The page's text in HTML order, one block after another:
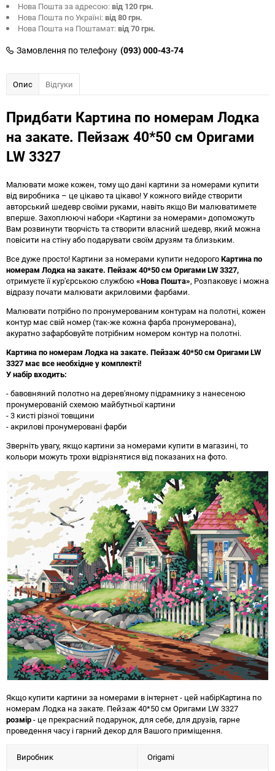
Нова Пошта за адресою:від 120 грн.
Нова Пошта по Україні:від 80 грн.
Нова Пошта на Поштамат:від 70 грн.
Замовлення по телефону (093) 000-43-74
Опис Відгуки
Придбати Картина по номерам Лодка
на закате. Пейзаж 40*50 см Оригами
LW 3327
Малювати може кожен, тому що дані картини за номерами купити
від виробника – це цікаво та цікаво! У кожного вийде створити
авторський шедевр своїми руками, навіть якщо Ви малюватимете
вперше. Захоплюючі набори «Картини за номерами» допоможуть
Вам розвинути творчість та створити власний шедевр, який можна
повісити на стіну або подарувати своїм друзям та близьким.
Все дуже просто! Картини за номерами купити недорогоКартина по
номерам Лодка на закате. Пейзаж 40*50 см Оригами LW 3327,
отримуєте її кур'єрською службою «Нова Пошта», Розпаковує і можна
відразу почати малювати акриловими фарбами.
Малювати потрібно по пронумерованим контурам на полотні, кожен
контур має свій номер (так-же кожна фарба пронумерована),
акуратно зафарбовуйте потрібним номером контур на полотні.
Картина по номерам Лодка на закате. Пейзаж 40*50 см Оригами LW
3327 має все необхідне у комплекті!
У набір входить:
- бавовняний полотно на дерев'яному підрамнику з нанесеною
пронумерованій схемою майбутньої картини
- 3 кисті різної товщини
- акрилові пронумеровані фарби
Зверніть увагу, якщо картини за номерами купити в магазині, то
кольори можуть трохи відрізнятися від показаних на фото.
Якщо купити картини за номерами в інтернет - цей набірКартина по
номерам Лодка на закате. Пейзаж 40*50 см Оригами LW 3327
розмір- це прекрасний подарунок, для себе, для друзів, гарне
проведення часу і гарний декор для Вашого приміщення.
Виробник Origami